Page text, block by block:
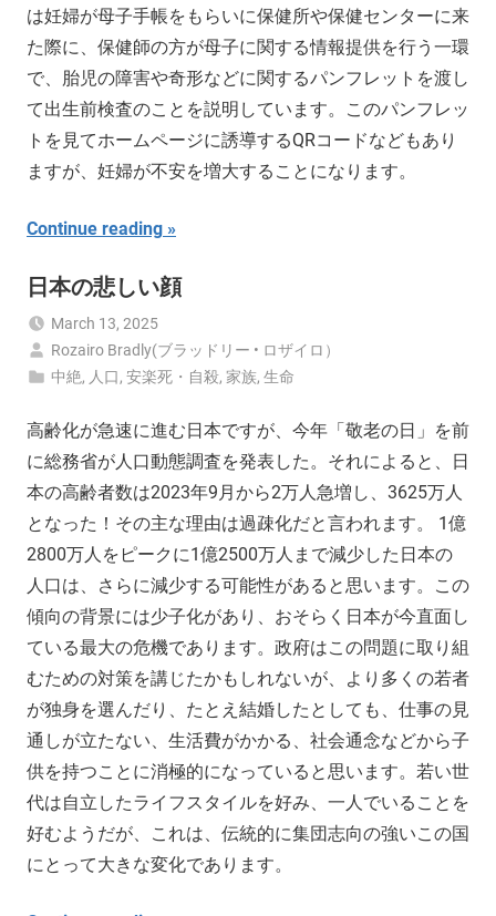
は妊婦が母子手帳をもらいに保健所や保健センターに来
た際に、保健師の方が母子に関する情報提供を行う一環
で、胎児の障害や奇形などに関するパンフレットを渡し
て出生前検査のことを説明しています。このパンフレッ
トを見てホームページに誘導するQRコードなどもあり
ますが、妊婦が不安を増大することになります。
Continue reading
日本の悲しい顔
March 13, 2025
Rozairo Bradly(ブラッドリー • ロザイロ）
中絶, 人口,安楽死・自殺,家族,生命
高齢化が急速に進む日本ですが、今年「敬老の日」を前
に総務省が人口動態調査を発表した。それによると、日
本の高齢者数は2023年9月から2万人急増し、3625万人
となった！その主な理由は過疎化だと言われます。 1億
2800万人をピークに1億2500万人まで減少した日本の
人口は、さらに減少する可能性があると思います。この
傾向の背景には少子化があり、おそらく日本が今直面し
ている最大の危機であります。政府はこの問題に取り組
むための対策を講じたかもしれないが、より多くの若者
が独身を選んだり、たとえ結婚したとしても、仕事の見
通しが立たない、生活費がかかる、社会通念などから子
供を持つことに消極的になっていると思います。若い世
代は自立したライフスタイルを好み、一人でいることを
好むようだが、これは、伝統的に集団志向の強いこの国
にとって大きな変化であります。